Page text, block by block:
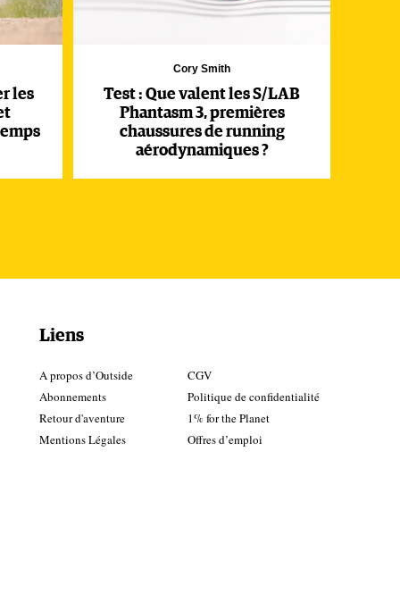
les
Cory Smith
Test : Que valent les S/LAB
Phantasm 3, premières
chaussures de running
aérodynamiques ?
Liens
A propos d’Outside
Abonnements
Retour d'aventure
Mentions Légales
CGV
Politique de confidentialité
1% for the Planet
Offres d’emploi